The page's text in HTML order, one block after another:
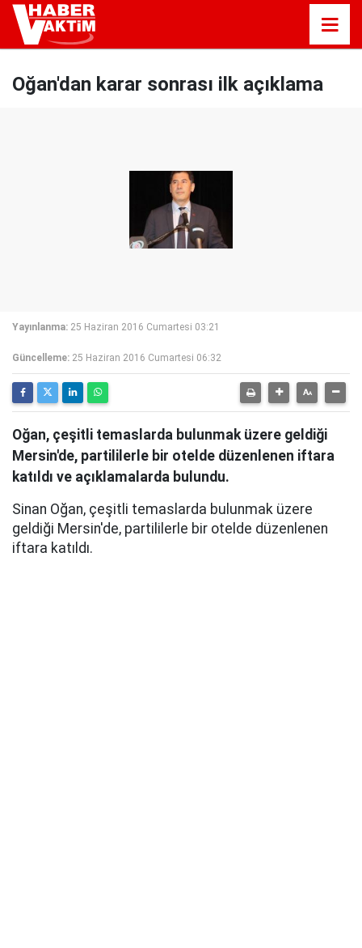
Oğan'dan karar sonrası ilk açıklama
Yayınlanma: 25 Haziran 2016 Cumartesi 03:21
Güncelleme: 25 Haziran 2016 Cumartesi 06:32
Oğan, çeşitli temaslarda bulunmak üzere geldiği
Mersin'de, partililerle bir otelde düzenlenen iftara
katıldı ve açıklamalarda bulundu.
Sinan Oğan, çeşitli temaslarda bulunmak üzere
geldiği Mersin'de, partililerle bir otelde düzenlenen
iftara katıldı.